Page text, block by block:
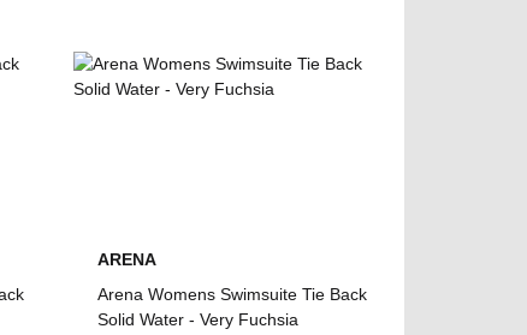
ARENA
Arena Womens Swimsuite Tie Back
Solid Water - Very Fuchsia